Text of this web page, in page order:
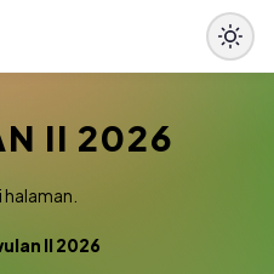
II 2026
II 2026